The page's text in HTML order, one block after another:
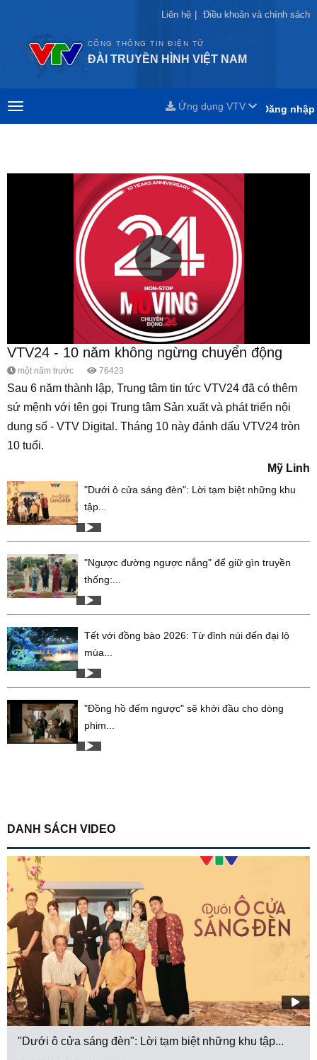
Liên hệ Điều khoản và chính sách
Liên hệ Điều khoản và chính sách
CỔNG THÔNG TIN ĐIỆN TỬ
ĐÀI TRUYỀN HÌNH VIỆT NAM
Đăng nhập
Ứng dụng VTV
VTV24 - 10 năm không ngừng chuyển động
một năm trước 76423
Sau 6 năm thành lập, Trung tâm tin tức VTV24 đã có thêm
sứ mệnh với tên gọi Trung tâm Sản xuất và phát triển nội
dung số - VTV Digital. Tháng 10 này đánh dấu VTV24 tròn
10 tuổi.
Mỹ Linh
"Dưới ô cửa sáng đèn": Lời tạm biệt những khu
tập...
"Ngược đường ngược nắng" để giữ gìn truyền
thống:...
Tết với đồng bào 2026: Từ đỉnh núi đến đại lộ
mùa...
"Đồng hồ đếm ngược" sẽ khởi đầu cho dòng
phim...
DANH SÁCH VIDEO
"Dưới ô cửa sáng đèn": Lời tạm biệt những khu tập...